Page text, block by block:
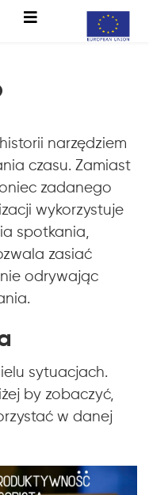
narzędziem
czasu. Zamiast
zadanego
wykorzystuje
spotkania,
zasiać
odrywając
sytuacjach.
by zobaczyć,
w danej